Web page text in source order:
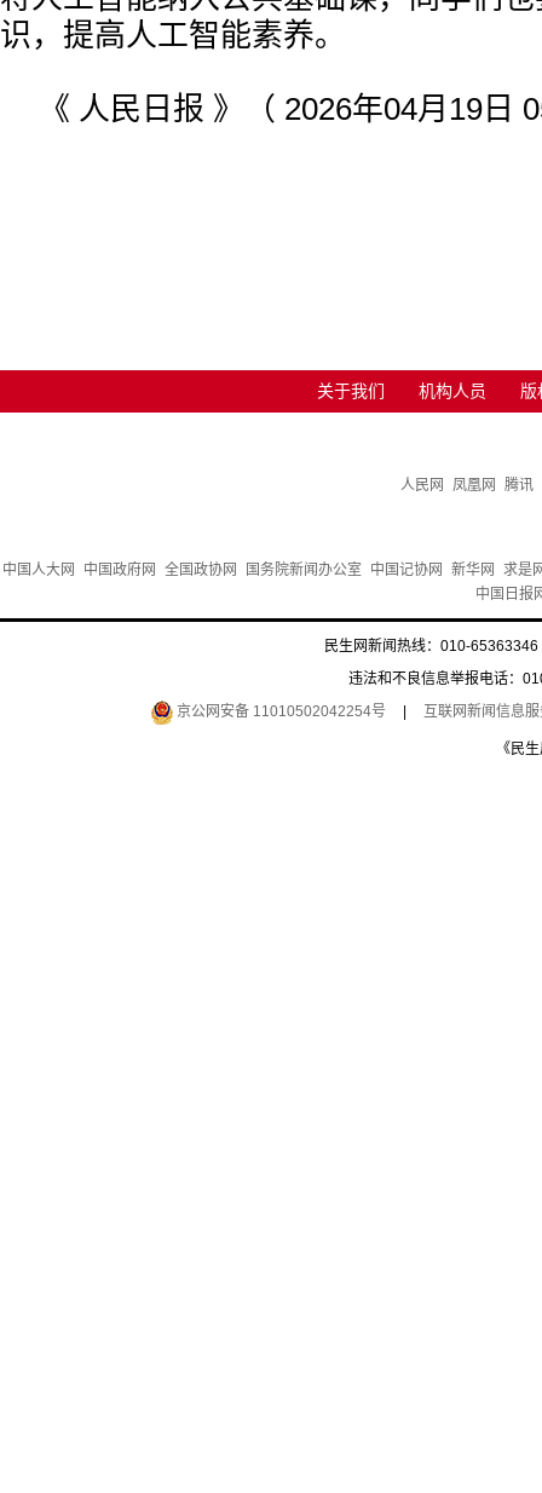
识，提高人工智能素养。
《 人民日报 》（ 2026年04月19日
关于我们 机构人员 版
人民网 凤凰网 腾讯
中国人大网 中国政府网 全国政协网 国务院新闻办公室 中国记协网 新华网
求是
中国日报
民生网新闻热线：010-
违法和不良信息举报电话：
京公网安备 11010502042254号
互联网新闻信息
《民